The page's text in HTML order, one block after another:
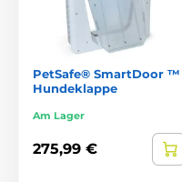
PetSafe® SmartDoor ™
Hundeklappe
Am Lager
275,99 €